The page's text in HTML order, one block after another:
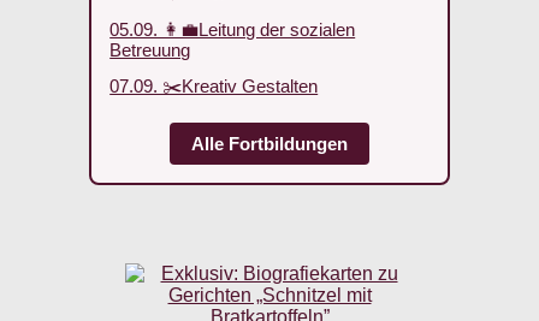
05.09. 👩‍💼Leitung der sozialen
Betreuung
07.09. ✂️Kreativ Gestalten
Alle Fortbildungen